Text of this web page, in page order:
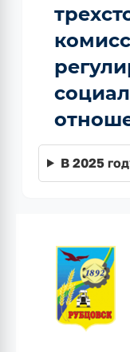
В 2025